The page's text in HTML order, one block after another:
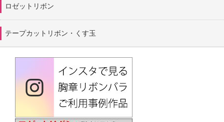
ロゼットリボン
テープカットリボン・くす玉